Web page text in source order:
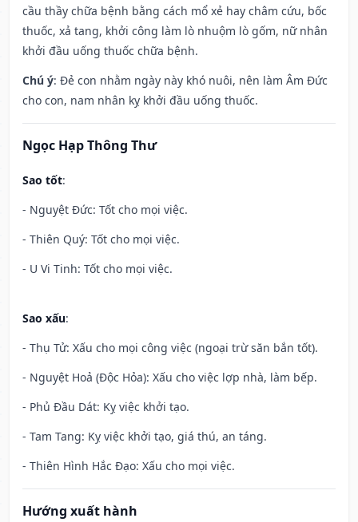
cầu thầy chữa bệnh bằng cách mổ xẻ hay châm cứu, bốc
thuốc, xả tang, khởi công làm lò nhuộm lò gốm, nữ nhân
khởi đầu uống thuốc chữa bệnh.
Chú ý: Đẻ con nhằm ngày này khó nuôi, nên làm Âm Đức
cho con, nam nhân kỵ khởi đầu uống thuốc.
Ngọc Hạp Thông Thư
Sao tốt:
- Nguyệt Đức: Tốt cho mọi việc.
- Thiên Quý: Tốt cho mọi việc.
- U Vi Tinh: Tốt cho mọi việc.
Sao xấu:
- Thụ Tử: Xấu cho mọi công việc (ngoại trừ săn bắn tốt).
- Nguyệt Hoả (Độc Hỏa): Xấu cho việc lợp nhà, làm bếp.
- Phủ Đầu Dát: Kỵ việc khởi tạo.
- Tam Tang: Kỵ việc khởi tạo, giá thú, an táng.
- Thiên Hình Hắc Đạo: Xấu cho mọi việc.
Hướng xuất hành